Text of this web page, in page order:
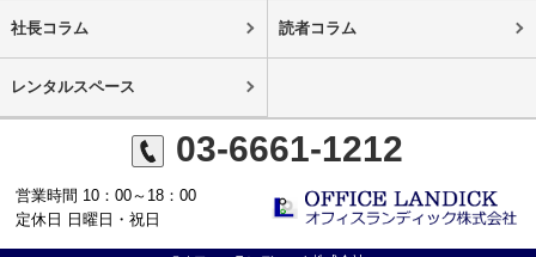
社長コラム 読者コラム
レンタルスペース
03-6661-1212
営業時間 10：00～18：00
定休日 日曜日・祝日